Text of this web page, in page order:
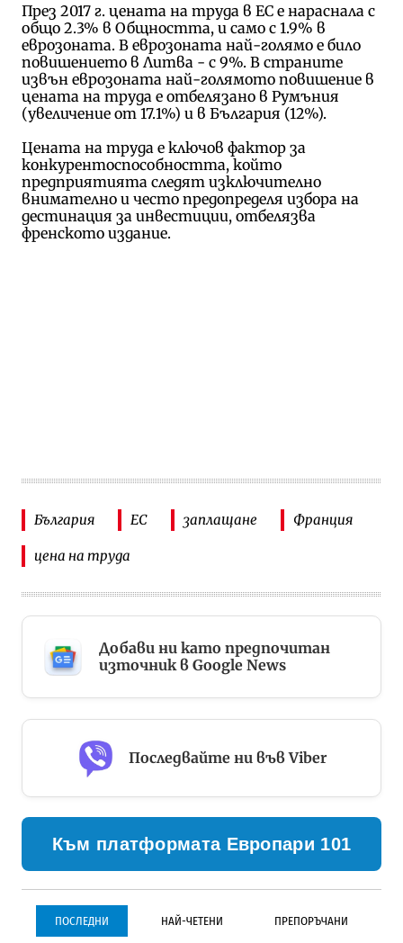
През 2017 г. цената на труда в ЕС е нараснала с
общо 2.3% в Общността, и само с 1.9% в
еврозоната. В еврозоната най-голямо е било
повишението в Литва - с 9%. В страните
извън еврозоната най-голямото повишение в
цената на труда е отбелязано в Румъния
(увеличение от 17.1%) и в България (12%).
Цената на труда е ключов фактор за
конкурентоспособността, който
предприятията следят изключително
внимателно и често предопределя избора на
дестинация за инвестиции, отбелязва
френското издание.
България ЕС заплащане Франция
цена на труда
Добави ни като предпочитан
източник в Google News
Последвайте ни във Viber
Към платформата Европари 101
ПОСЛЕДНИ НАЙ-ЧЕТЕНИ ПРЕПОРЪЧАНИ